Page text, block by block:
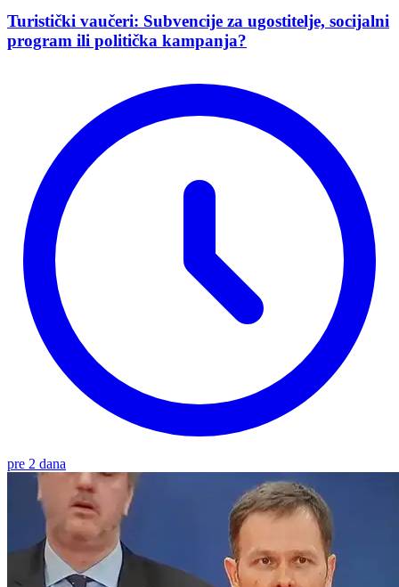
Turistički vaučeri: Subvencije za ugostitelje, socijalni
program ili politička kampanja?
pre 2 dana